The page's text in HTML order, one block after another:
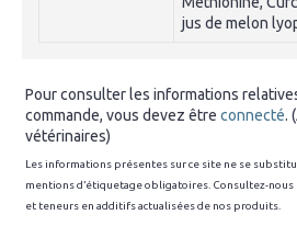
jus de melon
Pour consulter les informations
commande, vous devez être connecté.
vétérinaires)
Les informations présentes sur ce site ne se
mentions d’étiquetage obligatoires. Consultez-
et teneurs en additifs actualisées de nos produits.